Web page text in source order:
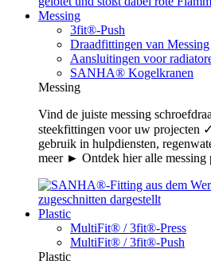
Messing
3fit®-Push
Draadfittingen van Messing
Aansluitingen voor
SANHA® Kogelkranen
Messing
Vind de juiste messing
steekfittingen voor uw projecten
gebruik in hulpdiensten,
meer ► Ontdek hier alle
Plastic
MultiFit® / 3fit®-Press
MultiFit® / 3fit®-Push
Plastic